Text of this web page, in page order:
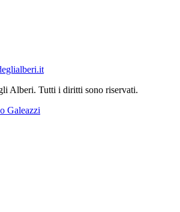
Alberi. Tutti i diritti sono riservati.
Galeazzi